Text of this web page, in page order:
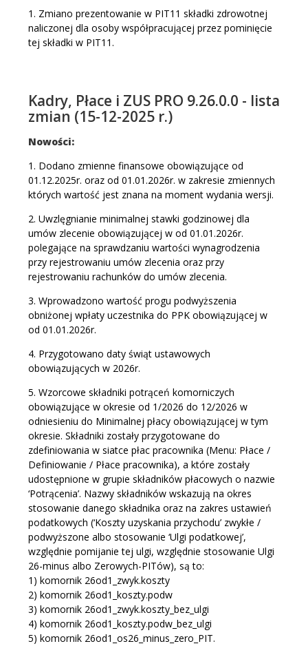
1. Zmiano prezentowanie w PIT11 składki zdrowotnej
naliczonej dla osoby współpracującej przez pominięcie
tej składki w PIT11.
Kadry, Płace i ZUS PRO 9.26.0.0 - lista
zmian (15-12-2025 r.)
Nowości:
1. Dodano zmienne finansowe obowiązujące od
01.12.2025r. oraz od 01.01.2026r. w zakresie zmiennych
których wartość jest znana na moment wydania wersji.
2. Uwzlęgnianie minimalnej stawki godzinowej dla
umów zlecenie obowiązującej w od 01.01.2026r.
polegające na sprawdzaniu wartości wynagrodzenia
przy rejestrowaniu umów zlecenia oraz przy
rejestrowaniu rachunków do umów zlecenia.
3. Wprowadzono wartość progu podwyższenia
obniżonej wpłaty uczestnika do PPK obowiązującej w
od 01.01.2026r.
4. Przygotowano daty świąt ustawowych
obowiązujących w 2026r.
5. Wzorcowe składniki potrąceń komorniczych
obowiązujące w okresie od 1/2026 do 12/2026 w
odniesieniu do Minimalnej płacy obowiązującej w tym
okresie. Składniki zostały przygotowane do
zdefiniowania w siatce płac pracownika (Menu: Płace /
Definiowanie / Płace pracownika), a które zostały
udostępnione w grupie składników płacowych o nazwie
‘Potrącenia’. Nazwy składników wskazują na okres
stosowanie danego składnika oraz na zakres ustawień
podatkowych (‘Koszty uzyskania przychodu’ zwykłe /
podwyższone albo stosowanie ‘Ulgi podatkowej’,
względnie pomijanie tej ulgi, względnie stosowanie Ulgi
26-minus albo Zerowych-PITów), są to:
1) komornik 26od1_zwyk.koszty
2) komornik 26od1_koszty.podw
3) komornik 26od1_zwyk.koszty_bez_ulgi
4) komornik 26od1_koszty.podw_bez_ulgi
5) komornik 26od1_os26_minus_zero_PIT.